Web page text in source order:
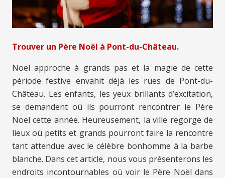
Trouver un Père Noël à Pont-du-Château.
Noël approche à grands pas et la magie de cette
période festive envahit déjà les rues de Pont-du-
Château. Les enfants, les yeux brillants d’excitation,
se demandent où ils pourront rencontrer le Père
Noël cette année. Heureusement, la ville regorge de
lieux où petits et grands pourront faire la rencontre
tant attendue avec le célèbre bonhomme à la barbe
blanche. Dans cet article, nous vous présenterons les
endroits incontournables où voir le Père Noël dans